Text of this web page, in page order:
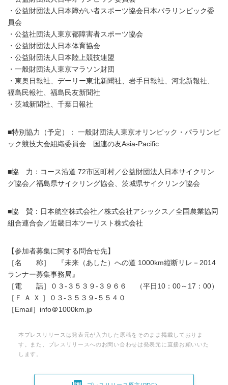
・公益財団法人日本障がい者スポーツ協会日本パラリンピック委
員会
・公益社団法人東京都障害者スポーツ協会
・公益財団法人日本体育協会
・公益財団法人日本陸上競技連盟
・一般財団法人東京マラソン財団
・東奥日報社、デーリー東北新聞社、岩手日報社、河北新報社、
福島民報社、福島民友新聞社
・茨城新聞社、千葉日報社
■特別協力（予定）： 一般財団法人東京オリンピック・パラリンピ
ック競技大会組織委員会 国連の友Asia-Pacific
■協 力：コース沿道 72市区町村／公益財団法人日本サイクリン
グ協会／福島県サイクリング協会、茨城県サイクリング協会
■協 賛：日本航空株式会社／株式会社アシックス／全国農業協同
組合連合会／近畿日本ツーリスト株式会社
【参加者募集に関する問合せ先】
［名 称］ 『未来（あした）への道 1000km縦断リレ－2014
ランナー募集事務局』
［電 話］０３-３５３９-３９６６ （平日10：00～17：00）
［Ｆ Ａ Ｘ ］０３-３５３９-５５４０
［Email］info＠1000km.jp
本プレスリリースは発表元が入力した原稿をそのまま掲載しておりま
す。また、プレスリリースへのお問い合わせは発表元に直接お願いいた
します。